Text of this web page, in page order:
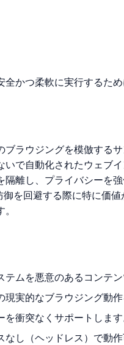
かつ柔軟に実行するた
ラウジングを模倣する
いで自動化されたウェブ
隔離し、プライバシーを
を回避する際に特に価
ムを悪意のあるコンテ
実的なブラウジング動作
衝突なくサポートします
し（ヘッドレス）で動